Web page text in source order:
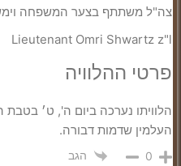
צה"ל משתתף בצער המשפחה
Lieutenant Omri Shwartz z"l
פרטי ההלוויה
העלמין שדמות דבורה.
0 הגב